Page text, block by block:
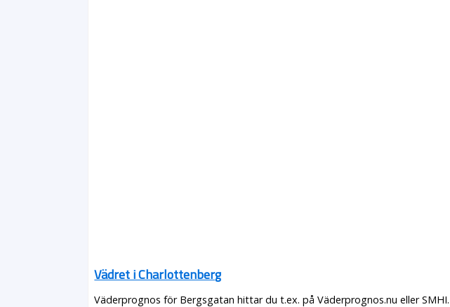
Vädret i Charlottenberg
Väderprognos för Bergsgatan hittar du t.ex. på Väderprognos.nu eller SMHI.